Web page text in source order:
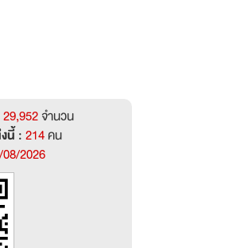
29,952จำนวน
นี้ :214คน
2026